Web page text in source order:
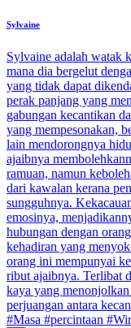
Sylvaine
Sylvaine adalah watak
mana dia bergelut
yang tidak dapat
perak panjang yang
gabungan kecantikan
yang mempesonakan,
lain mendorongnya
ajaibnya
ramuan, namun
dari kawalan kerana
sungguhnya.
emosinya,
hubungan dengan
kehadiran yang
orang ini mempunyai
ribut ajaibnya. Terlibat
kaya yang
perjuangan antara
#Masa #percintaan